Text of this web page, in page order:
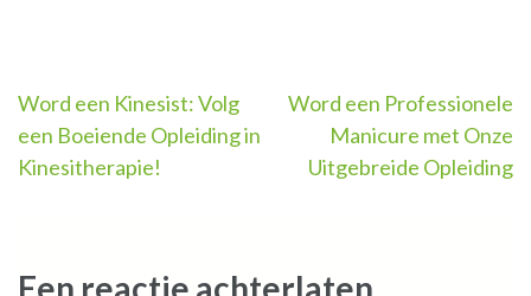
Berichtnavigatie
Word een Kinesist: Volg
een Boeiende Opleiding in
Kinesitherapie!
Word een Professionele
Manicure met Onze
Uitgebreide Opleiding
Een reactie achterlaten